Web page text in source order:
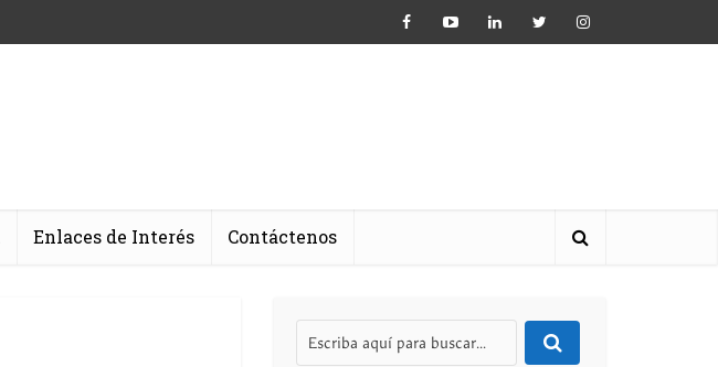
Enlaces de Interés Contáctenos